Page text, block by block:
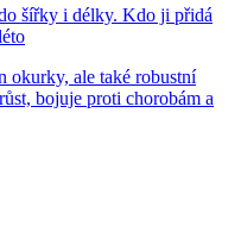
šířky i délky. Kdo ji přidá
okurky, ale také robustní
bojuje proti chorobám a